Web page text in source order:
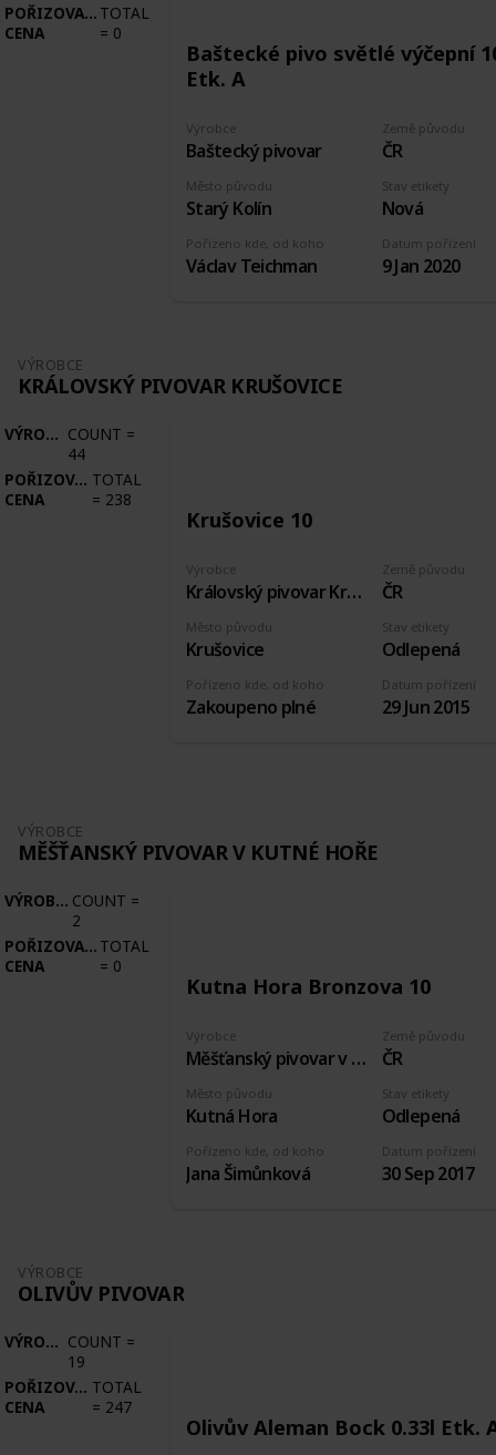
POŘIZOVACÍ
CENA
TOTAL
= 0
Baštecké pivo světlé výčepní
Etk. A
Výrobce
Baštecký pivovar
Země původu
ČR
Pořízeno kde, od koho
Václav Teichman
Stav etikety
Nová
Datum pořízení
9 Jan 2020
Město původu
Starý Kolín
VÝROBCE
KRÁLOVSKÝ PIVOVAR KRUŠOVICE
VÝROBCE COUNT =
44
POŘIZOVACÍ
CENA
TOTAL
= 238
Krušovice 10
Výrobce
Královský pivovar Krušovice
Země původu
ČR
Pořízeno kde, od koho
Zakoupeno plné
Stav etikety
Odlepená
Datum pořízení
29 Jun 2015
Město původu
Krušovice
VÝROBCE
MĚŠŤANSKÝ PIVOVAR V KUTNÉ HOŘE
VÝROBCE COUNT =
2
POŘIZOVACÍ
CENA
TOTAL
= 0
Kutna Hora Bronzova 10
Výrobce
Měšťanský pivovar v Kutné Hoře
Země původu
ČR
Pořízeno kde, od koho
Jana Šimůnková
Stav etikety
Odlepená
Datum pořízení
30 Sep 2017
Město původu
Kutná Hora
VÝROBCE
OLIVŮV PIVOVAR
VÝROBCE COUNT =
19
POŘIZOVACÍ
CENA
TOTAL
= 247
Olivův Aleman Bock 0.33l Etk.